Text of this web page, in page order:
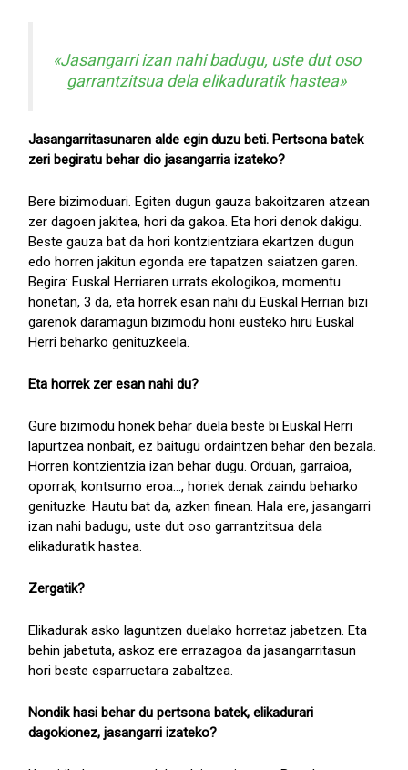
«Jasangarri izan nahi badugu, uste dut oso
garrantzitsua dela elikaduratik hastea»
Jasangarritasunaren alde egin duzu beti. Pertsona batek
zeri begiratu behar dio jasangarria izateko?
Bere bizimoduari. Egiten dugun gauza bakoitzaren atzean
zer dagoen jakitea, hori da gakoa. Eta hori denok dakigu.
Beste gauza bat da hori kontzientziara ekartzen dugun
edo horren jakitun egonda ere tapatzen saiatzen garen.
Begira: Euskal Herriaren urrats ekologikoa, momentu
honetan, 3 da, eta horrek esan nahi du Euskal Herrian bizi
garenok daramagun bizimodu honi eusteko hiru Euskal
Herri beharko genituzkeela.
Eta horrek zer esan nahi du?
Gure bizimodu honek behar duela beste bi Euskal Herri
lapurtzea nonbait, ez baitugu ordaintzen behar den bezala.
Horren kontzientzia izan behar dugu. Orduan, garraioa,
oporrak, kontsumo eroa..., horiek denak zaindu beharko
genituzke. Hautu bat da, azken finean. Hala ere, jasangarri
izan nahi badugu, uste dut oso garrantzitsua dela
elikaduratik hastea.
Zergatik?
Elikadurak asko laguntzen duelako horretaz jabetzen. Eta
behin jabetuta, askoz ere errazagoa da jasangarritasun
hori beste esparruetara zabaltzea.
Nondik hasi behar du pertsona batek, elikadurari
dagokionez, jasangarri izateko?